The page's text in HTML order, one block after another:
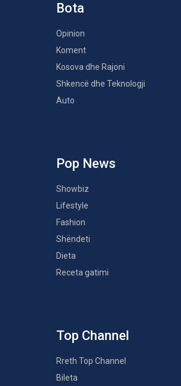
Bota
Opinion
Koment
Kosova dhe Rajoni
Shkencë dhe Teknologji
Auto
Pop News
Showbiz
Lifestyle
Fashion
Shëndeti
Dieta
Receta gatimi
Top Channel
Rreth Top Channel
Bileta